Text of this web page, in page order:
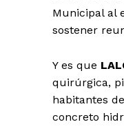
Municipal al
sostener
Y es que
quirúrgica,
habitantes
concreto